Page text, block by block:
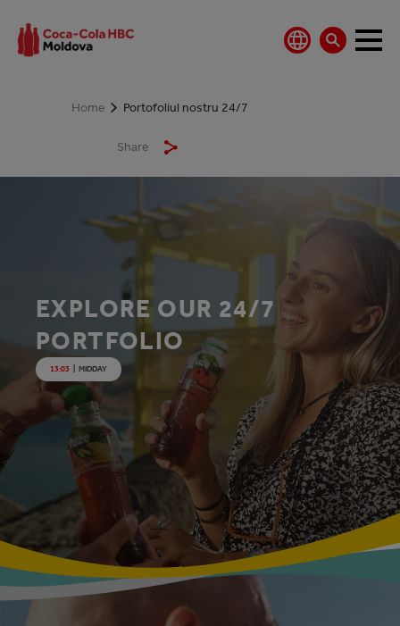
Home Portofoliul nostru 24/7
Share
13:03 MIDDAY
EXPLORE OUR 24/7
PORTFOLIO